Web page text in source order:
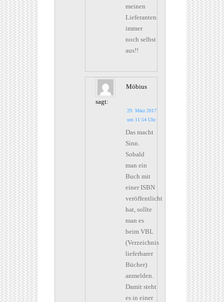
meinen
Lieferanten
immer
noch selbst
aus!!
Möbius
sagt:
29. März 2017
um 11:54 Uhr
Das macht
Sinn.
Sobald
man ein
Buch mit
einer ISBN
veröffentlicht
hat, sollte
man es
beim VBL
(Verzeichnis
lieferbarer
Bücher)
anmelden.
Damit steht
es in einer